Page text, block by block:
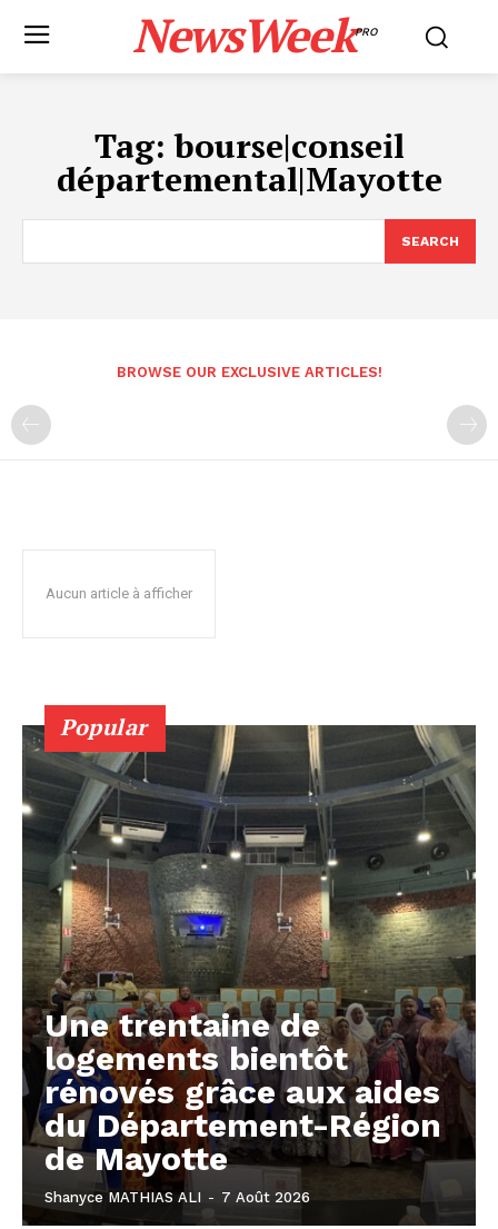
NewsWeekPRO
Tag:bourse|conseil
départemental|Mayotte
SEARCH
BROWSE OUR EXCLUSIVE ARTICLES!
Aucun article à afficher
Popular
Une trentaine de
logements bientôt
rénovés grâce aux aides
du Département-Région
de Mayotte
Shanyce MATHIAS ALI - 7 Août 2026